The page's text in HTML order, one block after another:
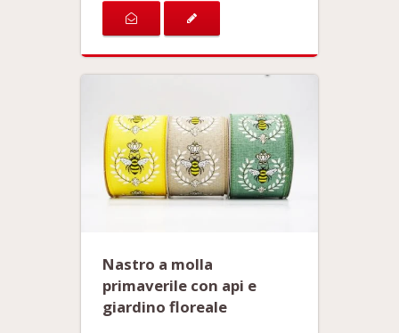
Nastro a molla
primaverile con api e
giardino floreale